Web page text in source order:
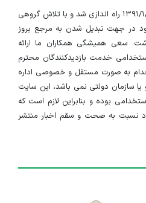
سایت ایران استخدام در تاریخ ۱۳۹۱/۱/۱۰ راه اندازی شد و با تلاش گروهی
در جهت تبدیل شدن به مرجع بروز
سعی همیشگی همکاران ما ارائه
خدمت بازدیدکنندگان محترم
به صورت مستقل و خصوصی اداره
سازمان دولتی نمی باشد، این سایت
بوده و بنابراین لازم است که
نسبت به صحت و سقم اخبار منتشر